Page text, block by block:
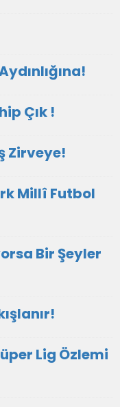
Çık !
Zirveye!
Millî Futbol
Bir Şeyler
Lig Özlemi